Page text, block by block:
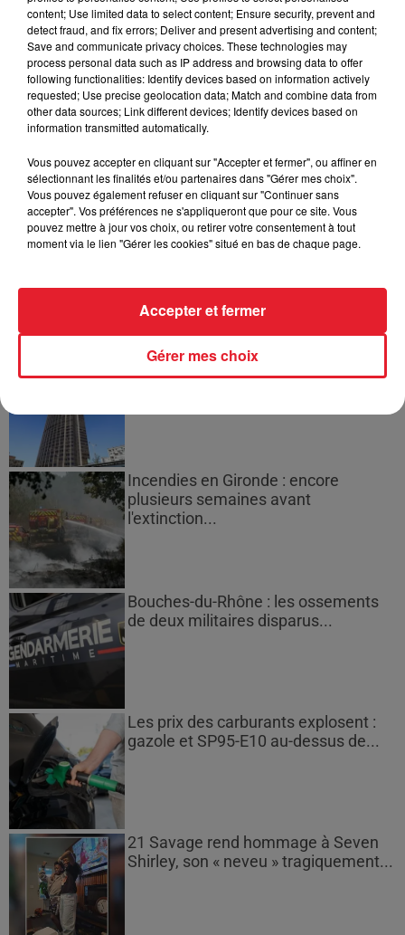
saison des "Apprentis aventuriers" s'annonce déjà comme un
rendez-vous incontournable pour les amateurs de télé-réalité.
LES DERNIÈRES NEWS Voir plus
Jay-Z se bat contre la grand-mère
d'un homme prétendant être son fils
Cassie met fin à une ex-escorte
Des vitres tombent de la tour
Montparnasse : des désaccords
Incendies en Gironde : encore
plusieurs semaines avant
l'extinction...
Bouches-du-Rhône : les ossements
de deux militaires disparus...
Les prix des carburants explosent :
gazole et SP95-E10 au-dessus de...
21 Savage rend hommage à Seven
Shirley, son « neveu » tragiquement...
content; Use limited data to select content; Ensure security, prevent and
detect fraud, and fix errors; Deliver and present advertising and content;
Save and communicate privacy choices. These technologies may
process personal data such as IP address and browsing data to offer
following functionalities: Identify devices based on information actively
requested; Use precise geolocation data; Match and combine data from
other data sources; Link different devices; Identify devices based on
information transmitted automatically.
Vous pouvez accepter en cliquant sur "Accepter et fermer", ou affiner en
sélectionnant les finalités et/ou partenaires dans "Gérer mes choix".
Vous pouvez également refuser en cliquant sur "Continuer sans
accepter". Vos préférences ne s'appliqueront que pour ce site. Vous
pouvez mettre à jour vos choix, ou retirer votre consentement à tout
moment via le lien "Gérer les cookies" situé en bas de chaque page.
Gérer mes choix
Accepter et fermer